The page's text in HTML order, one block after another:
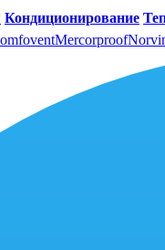
Кондиционирование
Mercorproof